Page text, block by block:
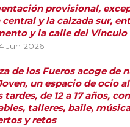
provisional,
central y la calzada sur,
y la calle del Vínculo
Jun 2026
de los Fueros acoge de
un espacio de ocio
tardes, de 12 a 17 años, con
talleres, baile,
y retos